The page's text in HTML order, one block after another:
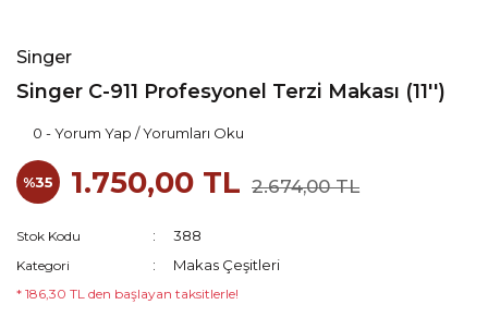
Singer
Singer C-911 Profesyonel Terzi Makası (11'')
0 - Yorum Yap / Yorumları Oku
%35 1.750,00 TL 2.674,00 TL
Stok Kodu 388
Kategori Makas Çeşitleri
* 186,30 TL den başlayan taksitlerle!